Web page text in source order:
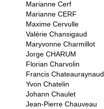
Marianne Cerf
Marianne CERF
Maxime Cervulle
Valérie Chansigaud
Maryvonne Charmillot
Jorge CHARUM
Florian Charvolin
Francis Chateauraynaud
Yvon Chatelin
Johann Chaulet
Jean-Pierre Chauveau